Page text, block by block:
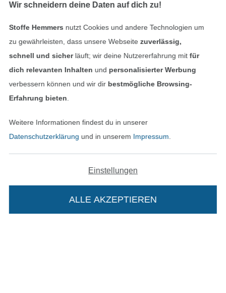
Impressum
Datenschutz
Kontakt
Bestellung widerrufen
Finde mehr Inspiration
Wir schneidern deine Daten auf dich zu!
Stoffe Hemmers nutzt Cookies und andere Technologien um
zu gewährleisten, dass unsere Webseite zuverlässig,
schnell und sicherläuft; wir deine Nutzererfahrung mitfür
dich relevanten Inhalten und personalisierter Werbung
verbessern können und wir dir bestmögliche Browsing-
Erfahrung bieten
Weitere Informationen findest du in unserer
Datenschutzerklärung und in unserem Impressum
Einstellungen
ALLE AKZEPTIEREN